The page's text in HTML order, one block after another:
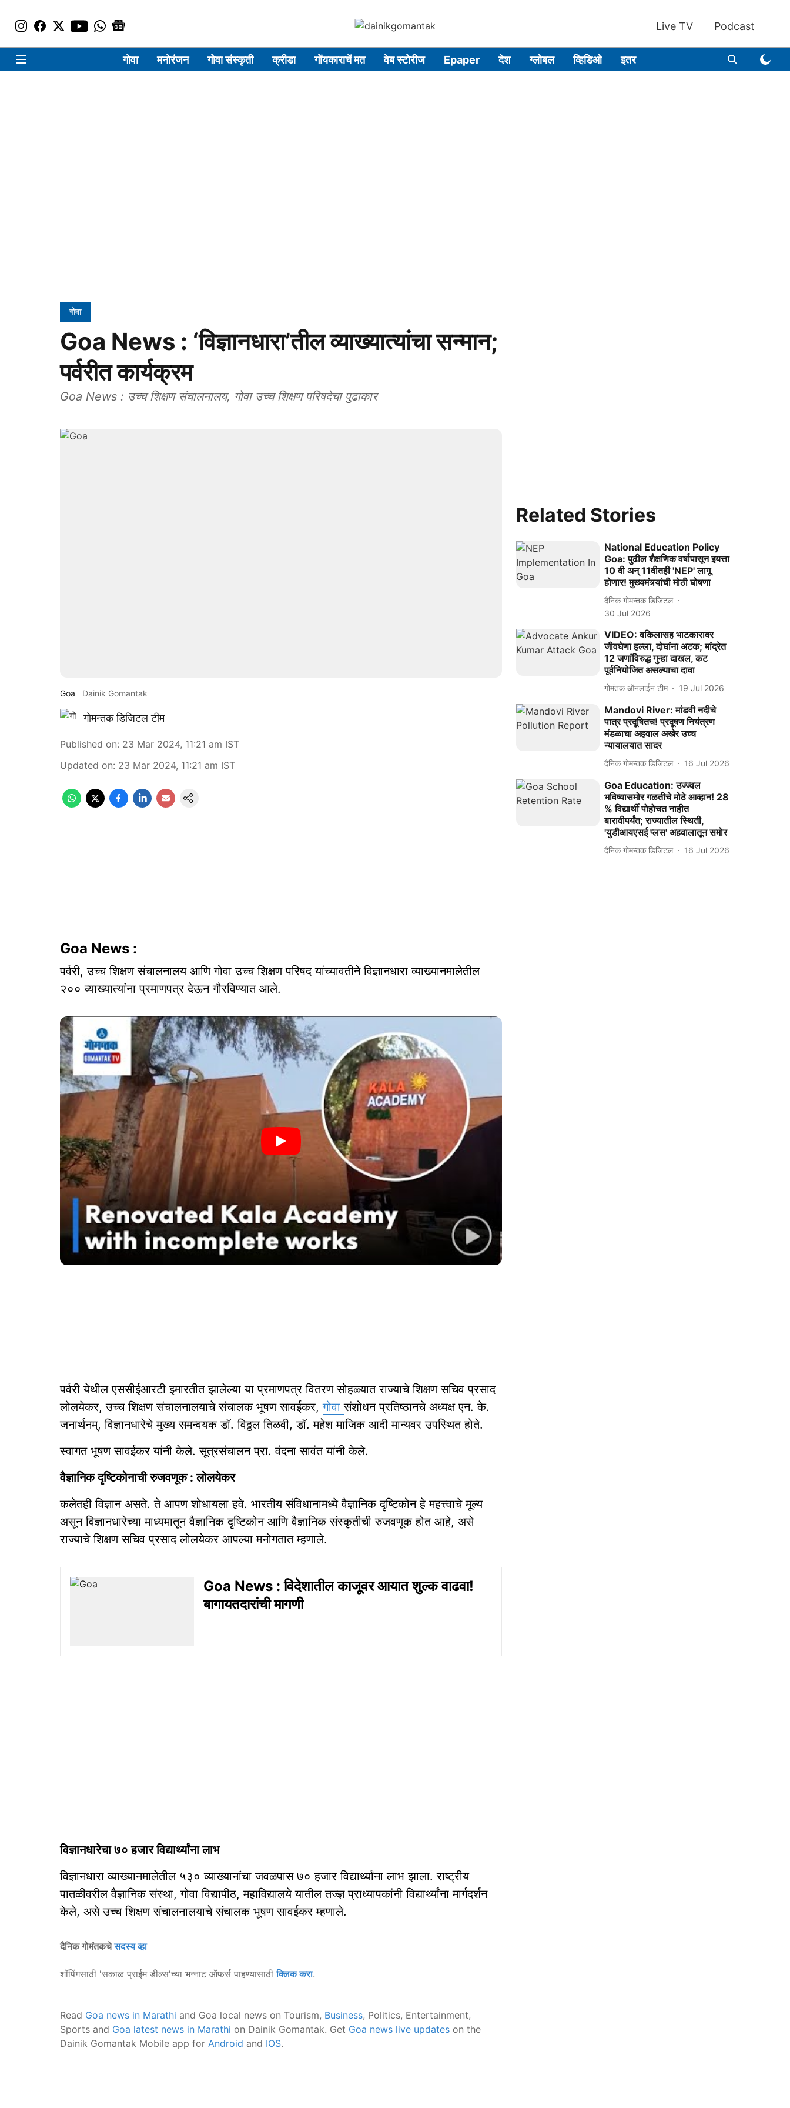
Live TV Podcast
गोवा मनोरंजन गोवा संस्कृती क्रीडा गोंयकाराचें मत वेब स्टोरीज Epaper देश ग्लोबल व्हिडिओ इतर
गोवा
Goa News : ‘विज्ञानधारा’तील व्याख्यात्यांचा सन्मान;
पर्वरीत कार्यक्रम
Goa News : उच्च शिक्षण संचालनालय, गोवा उच्च शिक्षण परिषदेचा पुढाकार
Goa Dainik Gomantak
गोमन्तक डिजिटल टीम
Published on: 23 Mar 2024, 11:21 am IST
Updated on: 23 Mar 2024, 11:21 am IST
Goa News :
पर्वरी, उच्च शिक्षण संचालनालय आणि गोवा उच्च शिक्षण परिषद यांच्यावतीने विज्ञानधारा व्याख्यानमालेतील
२०० व्याख्यात्यांना प्रमाणपत्र देऊन गौरविण्यात आले.
पर्वरी येथील एससीईआरटी इमारतीत झालेल्या या प्रमाणपत्र वितरण सोहळ्यात राज्याचे शिक्षण सचिव प्रसाद
लोलयेकर, उच्च शिक्षण संचालनालयाचे संचालक भूषण सावईकर,गोवासंशोधन प्रतिष्ठानचे अध्यक्ष एन. के.
जनार्थनम्, विज्ञानधारेचे मुख्य समन्वयक डॉ. विठ्ठल तिळवी, डॉ. महेश माजिक आदी मान्यवर उपस्थित होते.
स्वागत भूषण सावईकर यांनी केले. सूत्रसंचालन प्रा. वंदना सावंत यांनी केले.
वैज्ञानिक दृष्टिकोनाची रुजवणूक : लोलयेकर
कलेतही विज्ञान असते. ते आपण शोधायला हवे. भारतीय संविधानामध्ये वैज्ञानिक दृष्टिकोन हे महत्त्वाचे मूल्य
असून विज्ञानधारेच्या माध्यमातून वैज्ञानिक दृष्टिकोन आणि वैज्ञानिक संस्कृतीची रुजवणूक होत आहे, असे
राज्याचे शिक्षण सचिव प्रसाद लोलयेकर आपल्या मनोगतात म्हणाले.
Goa News : विदेशातील काजूवर आयात शुल्क वाढवा!
बागायतदारांची मागणी
विज्ञानधारेचा ७० हजार विद्यार्थ्यांना लाभ
विज्ञानधारा व्याख्यानमालेतील ५३० व्याख्यानांचा जवळपास ७० हजार विद्यार्थ्यांना लाभ झाला. राष्ट्रीय
पातळीवरील वैज्ञानिक संस्था, गोवा विद्यापीठ, महाविद्यालये यातील तज्ज्ञ प्राध्यापकांनी विद्यार्थ्यांना मार्गदर्शन
केले, असे उच्च शिक्षण संचालनालयाचे संचालक भूषण सावईकर म्हणाले.
दैनिक गोमंतकचेसदस्य व्हा
शॉपिंगसाठी 'सकाळ प्राईम डील्स'च्या भन्नाट ऑफर्स पाहण्यासाठीक्लिक करा.
Read Goa news in Marathi and Goa local news on Tourism, Business, Politics, Entertainment,
Sports and Goa latest news in Marathi on Dainik Gomantak. Get Goa news live updates on the
Dainik Gomantak Mobile app for Android and IOS.
Related Stories
National Education Policy
Goa: पुढील शैक्षणिक वर्षापासून इयत्ता
10 वी अन् 11वीतही 'NEP' लागू
होणार! मुख्यमंत्र्यांची मोठी घोषणा
दैनिक गोमन्तक डिजिटल
30 Jul 2026
VIDEO: वकिलासह भाटकारावर
जीवघेणा हल्ला, दोघांना अटक; मांद्रेत
12 जणांविरुद्ध गुन्हा दाखल, कट
पूर्वनियोजित असल्याचा दावा
गोमंतक ऑनलाईन टीम 19 Jul 2026
Mandovi River: मांडवी नदीचे
पात्र प्रदूषितच! प्रदूषण नियंत्रण
मंडळाचा अहवाल अखेर उच्च
न्यायालयात सादर
दैनिक गोमन्तक डिजिटल 16 Jul 2026
Goa Education: उज्ज्वल
भविष्यासमोर गळतीचे मोठे आव्हान! 28
% विद्यार्थी पोहोचत नाहीत
बारावीपर्यंत; राज्यातील स्थिती,
'युडीआयएसई प्लस' अहवालातून समोर
दैनिक गोमन्तक डिजिटल 16 Jul 2026